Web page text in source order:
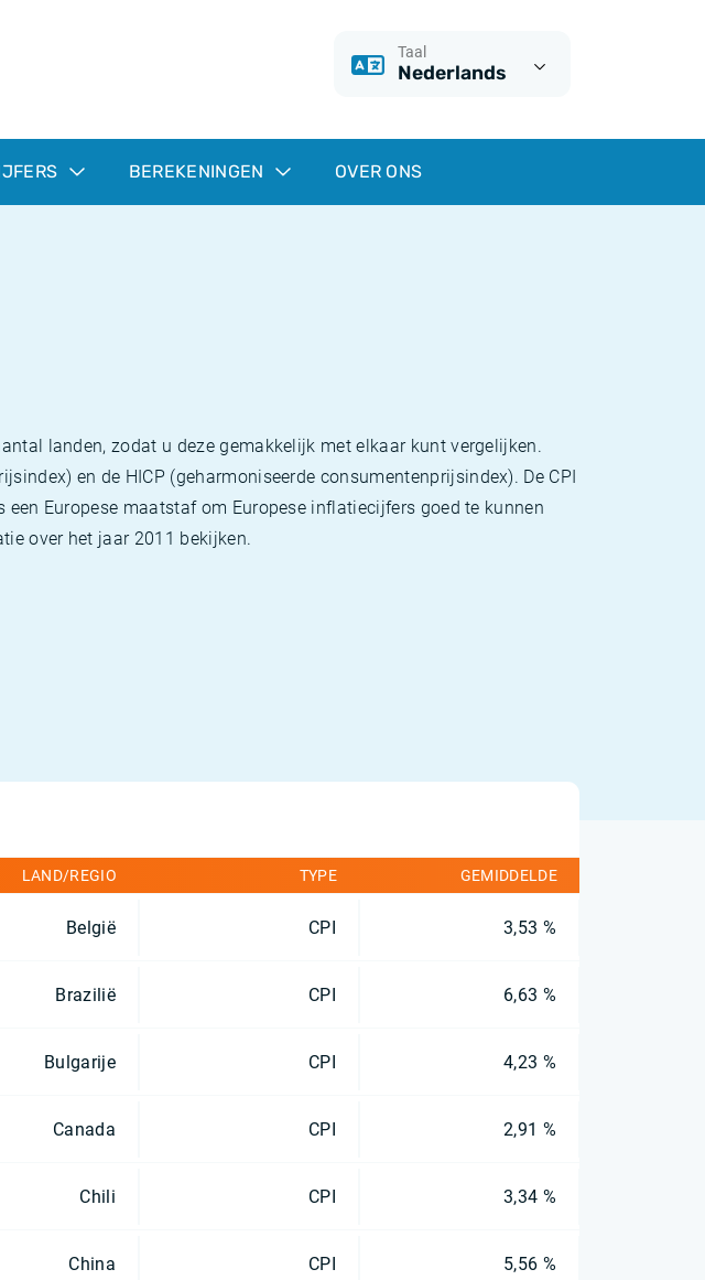
Taal
Nederlands
BEREKENINGEN OVER ONS
landen, zodat u deze gemakkelijk met elkaar kunt vergelijken.
en de HICP (geharmoniseerde consumentenprijsindex). De CPI
Europese maatstaf om Europese inflatiecijfers goed te kunnen
over het jaar 2011 bekijken.
LAND/REGIO TYPE GEMIDDELDE
België CPI 3,53 %
Brazilië CPI 6,63 %
Bulgarije CPI 4,23 %
Canada CPI 2,91 %
Chili CPI 3,34 %
China CPI 5,56 %